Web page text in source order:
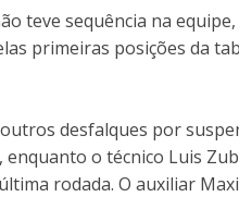
teve sequência na
primeiras posições da
desfalques por
o técnico Luis
rodada. O auxiliar